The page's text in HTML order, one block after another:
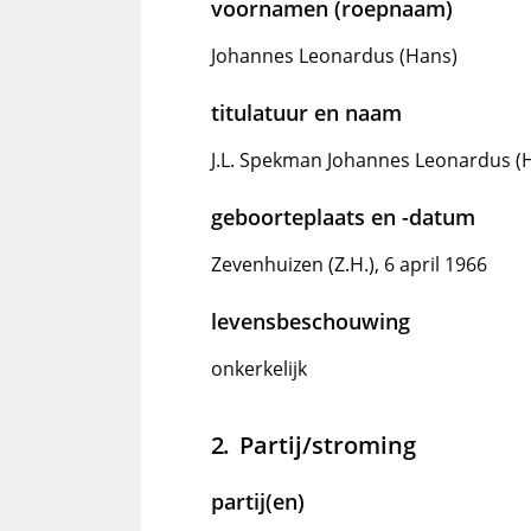
voornamen (roepnaam)
Johannes Leonardus (Hans)
titulatuur en naam
J.L. Spekman Johannes Leonardus
geboorteplaats en -datum
Zevenhuizen (Z.H.), 6 april 1966
levensbeschouwing
onkerkelijk
Partij/stroming
partij(en)